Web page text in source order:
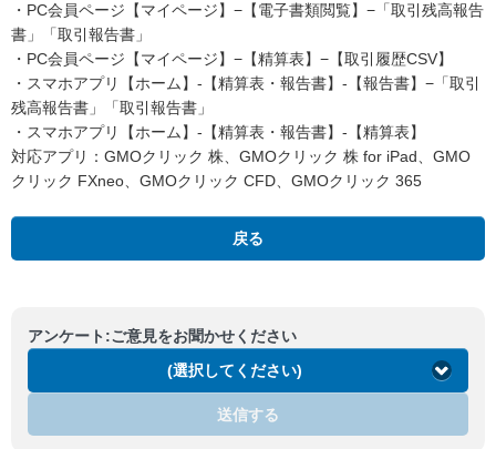
・PC会員ページ【マイページ】−【電子書類閲覧】−「取引残高報告
書」「取引報告書」
・PC会員ページ【マイページ】−【精算表】−【取引履歴CSV】
・スマホアプリ【ホーム】-【精算表・報告書】-【報告書】−「取引
残高報告書」「取引報告書」
・スマホアプリ【ホーム】-【精算表・報告書】-【精算表】
対応アプリ：GMOクリック 株、GMOクリック 株 for iPad、GMO
クリック FXneo、GMOクリック CFD、GMOクリック 365
戻る
アンケート:ご意見をお聞かせください
(選択してください)
送信する